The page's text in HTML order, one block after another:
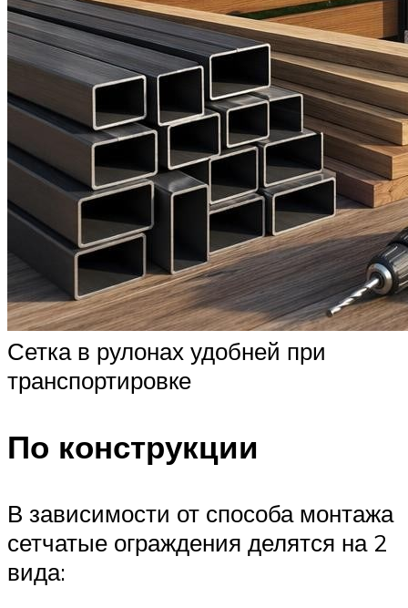
Сетка в рулонах удобней при
транспортировке
По конструкции
В зависимости от способа монтажа
сетчатые ограждения делятся на 2
вида: